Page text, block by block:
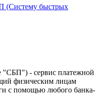
(Систему быстрых
"СБП") - сервис платежной
физическим лицам
с помощью любого банка-